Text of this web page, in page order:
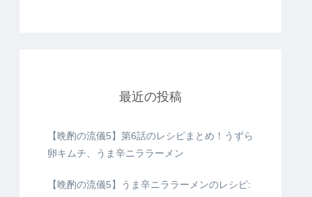
最近の投稿
【晩酌の流儀5】第6話のレシピまとめ！うずら
卵キムチ、うま辛ニララーメン
【晩酌の流儀5】うま辛ニララーメンのレシピ: